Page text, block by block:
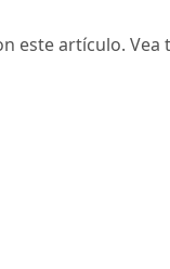
este artículo. Vea